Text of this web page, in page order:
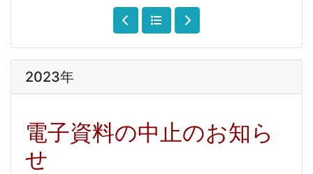
2023年
電子資料の中止のお知ら
せ